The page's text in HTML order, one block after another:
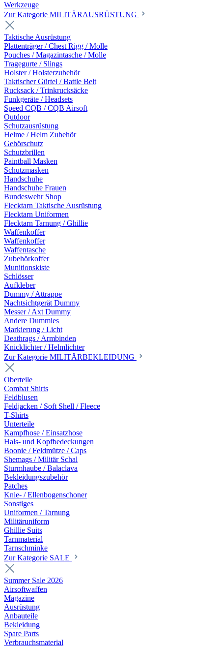
Werkzeuge
Zur Kategorie MILITÄRAUSRÜSTUNG
Taktische Ausrüstung
Plattenträger / Chest Rigg / Molle
Pouches / Magazintasche / Molle
Tragegurte / Slings
Holster / Holsterzubehör
Taktischer Gürtel / Battle Belt
Rucksack / Trinkrucksäcke
Funkgeräte / Headsets
Speed CQB / CQB Airsoft
Outdoor
Schutzausrüstung
Helme / Helm Zubehör
Gehörschutz
Schutzbrillen
Paintball Masken
Schutzmasken
Handschuhe
Handschuhe Frauen
Bundeswehr Shop
Flecktarn Taktische Ausrüstung
Flecktarn Uniformen
Flecktarn Tarnung / Ghillie
Waffenkoffer
Waffenkoffer
Waffentasche
Zubehörkoffer
Munitionskiste
Schlösser
Aufkleber
Dummy / Attrappe
Nachtsichtgerät Dummy
Messer / Axt Dummy
Andere Dummies
Markierung / Licht
Deathrags / Armbinden
Knicklichter / Helmlichter
Zur Kategorie MILITÄRBEKLEIDUNG
Oberteile
Combat Shirts
Feldblusen
Feldjacken / Soft Shell / Fleece
T-Shirts
Unterteile
Kampfhose / Einsatzhose
Hals- und Kopfbedeckungen
Boonie / Feldmütze / Caps
Shemags / Militär Schal
Sturmhaube / Balaclava
Bekleidungszubehör
Patches
Knie- / Ellenbogenschoner
Sonstiges
Uniformen / Tarnung
Militäruniform
Ghillie Suits
Tarnmaterial
Tarnschminke
Zur Kategorie SALE
Summer Sale 2026
Airsoftwaffen
Magazine
Ausrüstung
Anbauteile
Bekleidung
Spare Parts
Verbrauchsmaterial